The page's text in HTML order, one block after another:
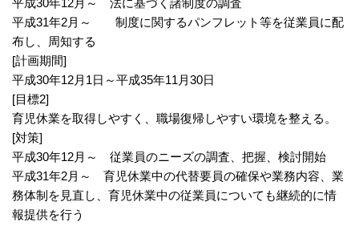
平成30年12月～ 法に基づく諸制度の調査
平成31年2月～ 制度に関するパンフレット等を従業員に配
布し、周知する
[計画期間]
平成30年12月1日～平成35年11月30日
[目標2]
育児休業を取得しやすく、職場復帰しやすい環境を整える。
[対策]
平成30年12月～ 従業員のニーズの調査、把握、検討開始
平成31年2月～ 育児休業中の代替要員の確保や業務内容、業
務体制を見直し、育児休業中の従業員についても継続的に情
報提供を行う